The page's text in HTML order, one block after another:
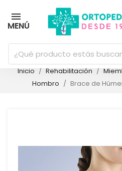
MENÚ
Inicio Rehabilitación
Hombro
Brace de